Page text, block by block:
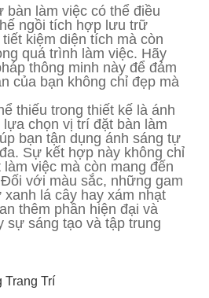
bàn làm việc có thể điều
ngồi tích hợp lưu trữ
kiệm diện tích mà còn
quá trình làm việc. Hãy
thông minh này để đảm
của bạn không chỉ đẹp mà
thiếu trong thiết kế là ánh
chọn vị trí đặt bàn làm
bạn tận dụng ánh sáng tự
Sự kết hợp này không chỉ
làm việc mà còn mang đến
với màu sắc, những gam
lá cây hay xám nhạt
thêm phần hiện đại và
sự sáng tạo và tập trung
Trang Trí